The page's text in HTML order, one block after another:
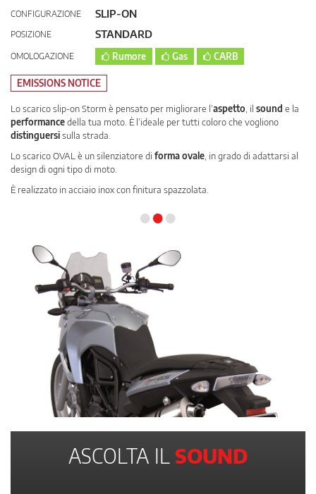
CONFIGURAZIONE SLIP-ON
POSIZIONE STANDARD
OMOLOGAZIONE Rumore Gas CARB
EMISSIONS NOTICE
Lo scarico slip-on Storm è pensato per migliorare l’aspetto , il sound e la
performancedella tua moto. È l’ideale per tutti coloro che vogliono
distinguersisulla strada.
Lo scarico OVAL è un silenziatore di forma ovale , in grado di adattarsi al
design di ogni tipo di moto.
È realizzato in acciaio inox con finitura spazzolata.
•••
ASCOLTA IL SOUND